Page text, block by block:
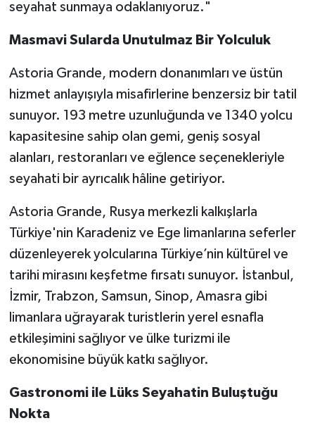
seyahat sunmaya odaklanıyoruz."
Masmavi Sularda Unutulmaz Bir Yolculuk
Astoria Grande, modern donanımları ve üstün
hizmet anlayışıyla misafirlerine benzersiz bir tatil
sunuyor. 193 metre uzunluğunda ve 1340 yolcu
kapasitesine sahip olan gemi, geniş sosyal
alanları, restoranları ve eğlence seçenekleriyle
seyahati bir ayrıcalık hâline getiriyor.
Astoria Grande, Rusya merkezli kalkışlarla
Türkiye'nin Karadeniz ve Ege limanlarına seferler
düzenleyerek yolcularına Türkiye’nin kültürel ve
tarihi mirasını keşfetme fırsatı sunuyor. İstanbul,
İzmir, Trabzon, Samsun, Sinop, Amasra gibi
limanlara uğrayarak turistlerin yerel esnafla
etkileşimini sağlıyor ve ülke turizmi ile
ekonomisine büyük katkı sağlıyor.
Gastronomi ile Lüks Seyahatin Buluştuğu
Nokta